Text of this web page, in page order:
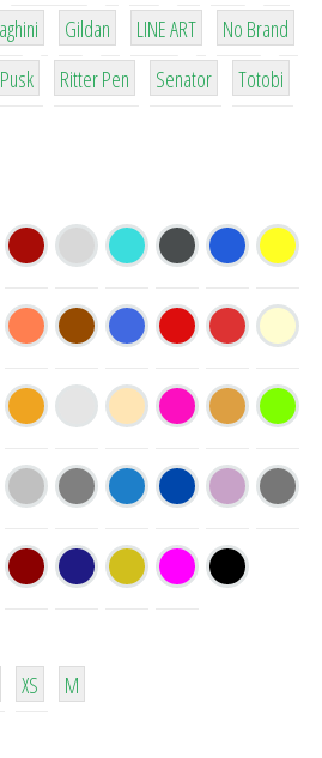
4 42
Gildan
4
LINE ART
90
No Brand
2
Pusk
22
Ritter Pen
15
Senator
43
Totobi
42
XS
М